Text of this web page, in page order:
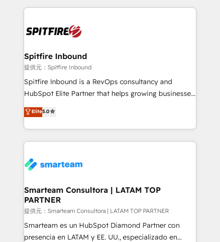
enable sales teams with the process, technology and
training to smash targets.
Spitfire Inbound
提供元：Spitfire Inbound
Spitfire Inbound is a RevOps consultancy and
HubSpot Elite Partner that helps growing businesses
design predictable, scalable revenue-driving
strategies. With offices in South Africa and London,
we take a RevOps-led approach that aligns sales,
marketing & service, breaks down silos, and gives
confidence. We deliver end to end strategy and
and technology around a single source of truth to
support sustainable growth and better decision-
making. Working with clients locally and globally, our
expertise includes HubSpot onboarding and CRM
implementation, automation, sales and customer
Elite5.0
Smarteam Consultora | LATAM TOP
PARTNER
提供元：Smarteam Consultora | LATAM TOP PARTNER
Smarteam es un HubSpot Diamond Partner con
presencia en LATAM y EE. UU., especializado en